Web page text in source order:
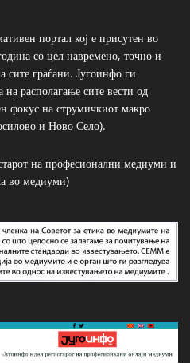
портал кој е присутен во
со цел навремено, точно и
граѓани. Југоинфо ги
располагање сите вести од
фокус на струмичкиот макро
и Ново Село).
на професионални медиуми и
во медиуми)